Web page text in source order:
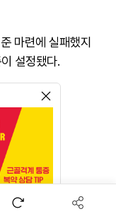
마련에 실패했지
설정됐다.